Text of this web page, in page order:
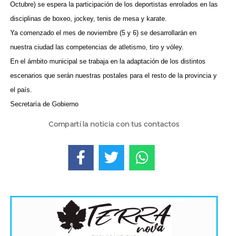
Octubre) se espera la participación de los deportistas enrolados en las
disciplinas de boxeo, jockey, tenis de mesa y karate.
Ya comenzado el mes de noviembre (5 y 6) se desarrollarán en
nuestra ciudad las competencias de atletismo, tiro y vóley.
En el ámbito municipal se trabaja en la adaptación de los distintos
escenarios que serán nuestras postales para el resto de la provincia y
el país.
Secretaría de Gobierno
Compartí la noticia con tus contactos